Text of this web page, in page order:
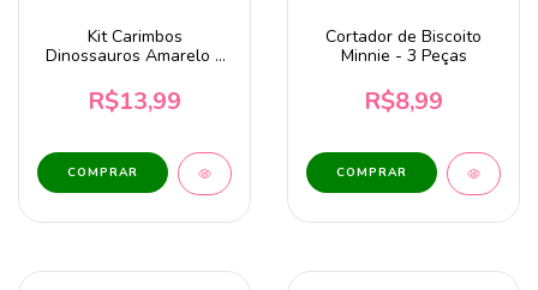
Kit Carimbos
Dinossauros Amarelo 8
R$13,99
Cortador de Biscoito
Minnie - 3 Peças
R$8,99